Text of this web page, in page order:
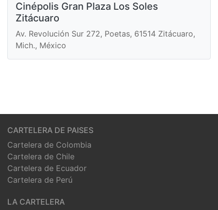
Cinépolis Gran Plaza Los Soles
Zitácuaro
Av. Revolución Sur 272, Poetas, 61514 Zitácuaro,
Mich., México
CARTELERA DE PAISES
Cartelera de Colombia
Cartelera de Chile
Cartelera de Ecuador
Cartelera de Perú
LA CARTELERA